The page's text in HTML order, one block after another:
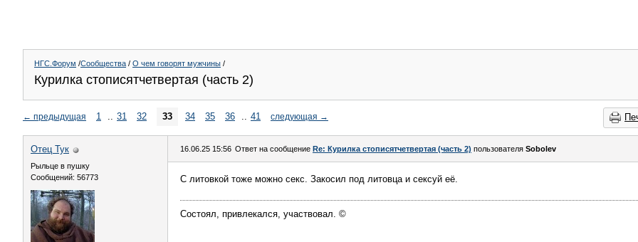
НГС.Форум /Сообщества / О чем говорят мужчины /
Курилка стописятчетвертая (часть 2)
← предыдущая 1 .. 31 32 33 34 35 36 .. 41 следующая →
Отец Тук
Рыльце в пушку
Сообщений: 56773
16.06.25 15:56 Ответ на сообщение Re: Курилка стописятчетвертая (часть 2) пользователя Sоbоlev
С литовкой тоже можно секс. Закосил под литовца и сексуй её.
Состоял, привлекался, участвовал. ©